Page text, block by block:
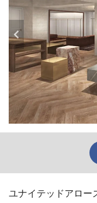
ユナイテッドアロー